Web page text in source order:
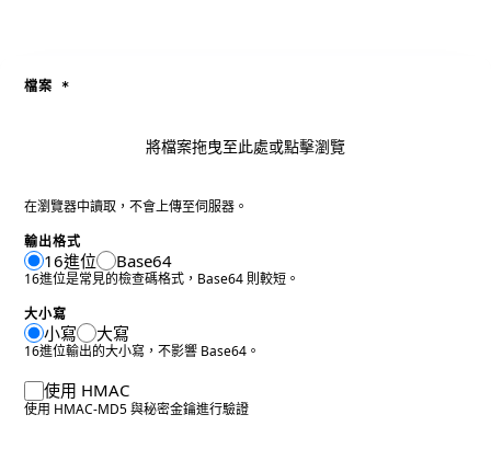
檔案 *
將檔案拖曳至此處或點擊瀏覽
在瀏覽器中讀取，不會上傳至伺服器。
輸出格式
16進位 Base64
16進位是常見的檢查碼格式，Base64 則較短。
大小寫
小寫 大寫
16進位輸出的大小寫，不影響 Base64。
使用 HMAC
使用 HMAC-MD5 與秘密金鑰進行驗證